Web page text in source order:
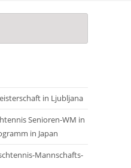
in Ljubljana
Senioren-WM in
in Japan
Mannschafts-